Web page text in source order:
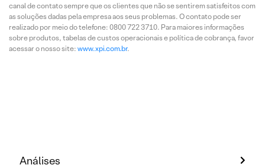
canal de contato sempre que os clientes que não se sentirem satisfeitos com
as soluções dadas pela empresa aos seus problemas. O contato pode ser
realizado por meio do telefone: 0800 722 3710. Para maiores informações
sobre produtos, tabelas de custos operacionais e política de cobrança, favor
acessar o nosso site: www.xpi.com.br.
Análises